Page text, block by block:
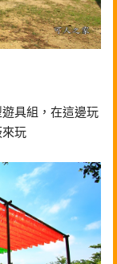
具組，在這邊玩
來玩